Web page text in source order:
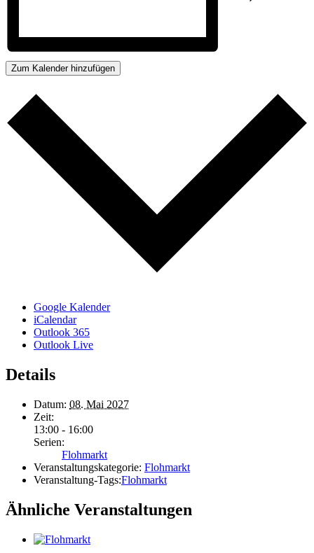
Zum Kalender hinzufügen
Google Kalender
iCalendar
Outlook 365
Outlook Live
Details
Datum: 08. Mai 2027
Zeit:
13:00 - 16:00
Serien:
Flohmarkt
Veranstaltungskategorie: Flohmarkt
Veranstaltung-Tags:Flohmarkt
Ähnliche Veranstaltungen